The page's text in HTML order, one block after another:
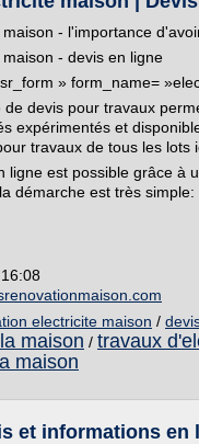
- l'importance
- devis en ligne
» form_name=
de devis pour travaux
expérimentés et
travaux de tous les lots
ligne est possible grâce à
démarche est très simple:
electricite maison /
maison / travaux
maison
et informations en